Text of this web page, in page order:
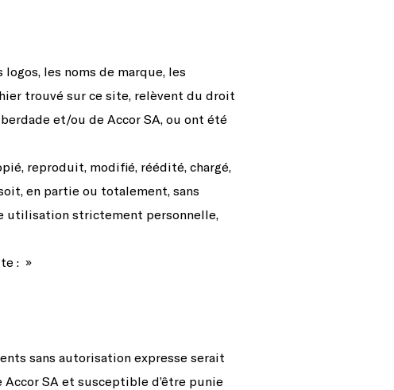
les noms de marque, les
trouvé sur ce site, relèvent du droit
et/ou de Accor SA, ou ont été
reproduit, modifié, réédité, chargé,
en partie ou totalement, sans
utilisation strictement personnelle,
: »
sans autorisation expresse serait
SA et susceptible d’être punie